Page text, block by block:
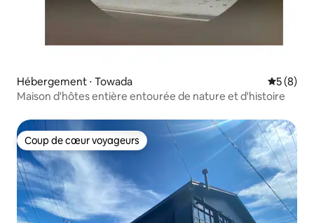
Hébergement ⋅ Towada
5 (8)
Maison d'hôtes entière entourée de nature et d'histoire
Coup de cœur voyageurs
Coup de cœur voyageurs